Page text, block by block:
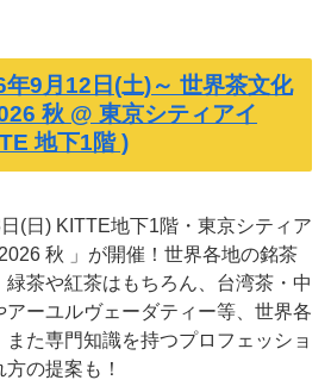
年9月12日(土)～ 世界茶文化
秋 @ 東京シティアイ
地下1階 )
(日) KITTE地下1階・東京シティア
秋 」が開催！世界各地の銘茶
茶や紅茶はもちろん、台湾茶・中
アーユルヴェーダティー等、世界各
た専門知識を持つプロフェッショ
の提案も！